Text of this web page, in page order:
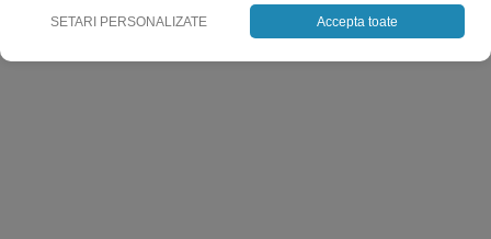
SETARI PERSONALIZATE Accepta toate